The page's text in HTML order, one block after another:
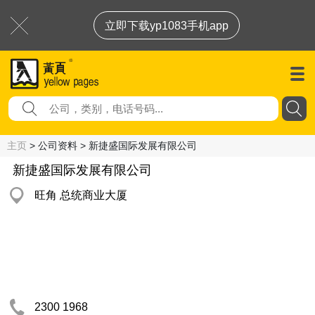
立即下载yp1083手机app
主页 > 公司资料 > 新捷盛国际发展有限公司
新捷盛国际发展有限公司
旺角 总统商业大厦
2300 1968